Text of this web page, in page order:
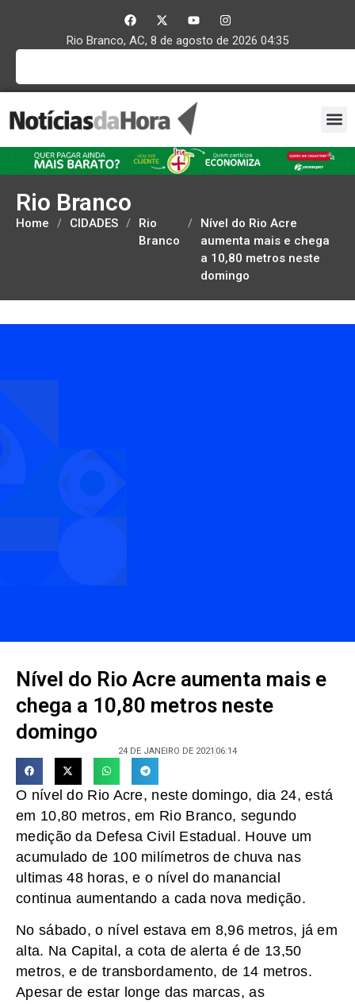
Rio Branco, AC, 8 de agosto de 2026 04:35
Rio Branco
Home / CIDADES /
Rio
Branco
/
Nível do Rio Acre
aumenta mais e chega
a 10,80 metros neste
domingo
Nível do Rio Acre aumenta mais e
chega a 10,80 metros neste
domingo
24 DE JANEIRO DE 2021 06:14
O nível do Rio Acre, neste domingo, dia 24, está
em 10,80 metros, em Rio Branco, segundo
medição da Defesa Civil Estadual. Houve um
acumulado de 100 milímetros de chuva nas
ultimas 48 horas, e o nível do manancial
continua aumentando a cada nova medição.
No sábado, o nível estava em 8,96 metros, já em
alta. Na Capital, a cota de alerta é de 13,50
metros, e de transbordamento, de 14 metros.
Apesar de estar longe das marcas, as